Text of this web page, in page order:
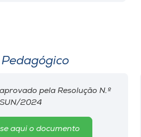
pela Resolução N.º
2024
aqui o documento